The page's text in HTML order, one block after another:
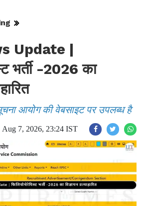
Update |
भर्ती -2026 का
आयोग की वेबसाइट पर उपलब्ध है
Aug 7, 2026, 23:24 IST